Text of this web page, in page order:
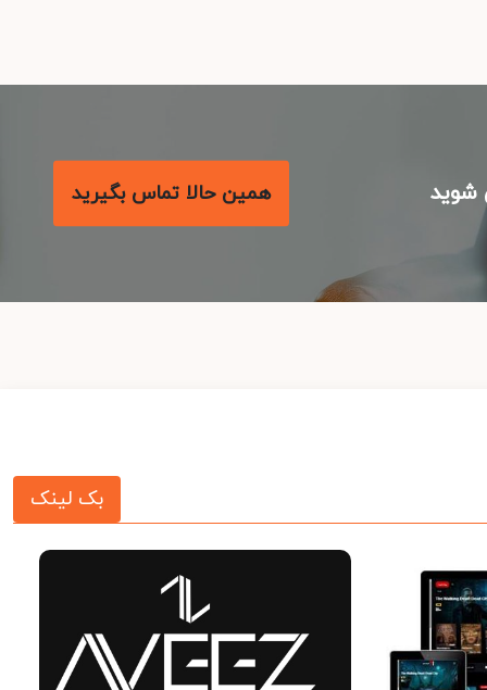
همین حالا تماس بگیرید
بک لینک